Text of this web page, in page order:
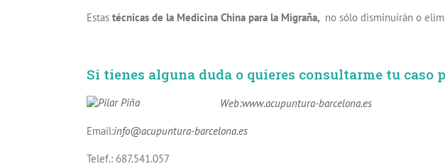
Estas técnicas de la Medicina China para la Migraña, no sólo disminuirán o
Si tienes alguna duda o quieres consultarme tu caso
Web:www.acupuntura-barcelona.es
Email:info@acupuntura-barcelona.es
Telef.: 687.541.057